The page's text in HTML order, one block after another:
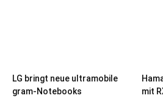
LG bringt neue ultramobile
gram-Notebooks
mit